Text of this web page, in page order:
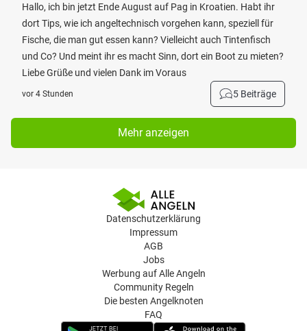
Hallo, ich bin jetzt Ende August auf Pag in Kroatien. Habt ihr
dort Tips, wie ich angeltechnisch vorgehen kann, speziell für
Fische, die man gut essen kann? Vielleicht auch Tintenfisch
und Co? Und meint ihr es macht Sinn, dort ein Boot zu mieten?
Liebe Grüße und vielen Dank im Voraus
vor 4 Stunden 5 Beiträge
Mehr anzeigen
Datenschutzerklärung
Impressum
AGB
Jobs
Werbung auf Alle Angeln
Community Regeln
Die besten Angelknoten
FAQ